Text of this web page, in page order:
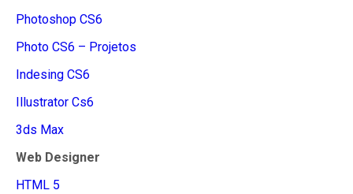
Photoshop CS6
Photo CS6 – Projetos
Indesing CS6
Illustrator Cs6
3ds Max
Web Designer
HTML 5